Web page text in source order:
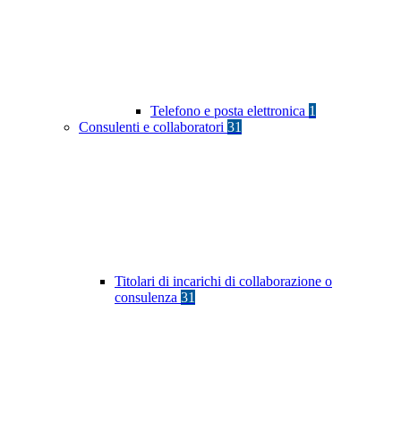
Telefono e posta elettronica 1
Consulenti e collaboratori 31
Titolari di incarichi di collaborazione o
consulenza 31